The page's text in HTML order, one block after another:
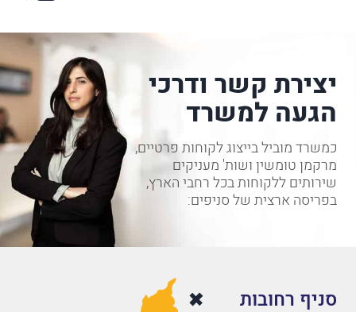
יצירת קשר ודרכי
הגעה למשרד
כמשרד מוביל בייצוג לקוחות פרטיים,
מרקמן טומשין ושות' מעניקים
שירותים ללקוחות בכל רחבי הארץ,
בפריסה ארצית של סניפים:
סניף רחובות